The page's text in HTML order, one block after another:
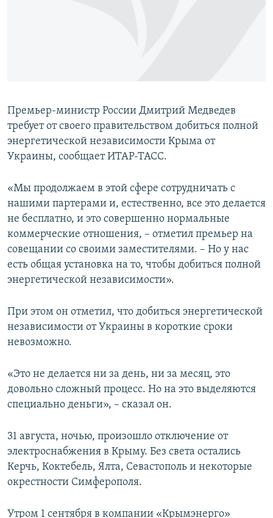
Премьер-министр России Дмитрий Медведев
требует от своего правительством добиться полной
энергетической независимости Крыма от
Украины, сообщает ИТАР-ТАСС.
«Мы продолжаем в этой сфере сотрудничать с
нашими партерами и, естественно, все это делается
не бесплатно, и это совершенно нормальные
коммерческие отношения, – отметил премьер на
совещании со своими заместителями. – Но у нас
есть общая установка на то, чтобы добиться полной
энергетической независимости».
При этом он отметил, что добиться энергетической
независимости от Украины в короткие сроки
невозможно.
«Это не делается ни за день, ни за месяц, это
довольно сложный процесс. Но на это выделяются
специально деньги», – сказал он.
31 августа, ночью, произошло отключение от
электроснабжения в Крыму. Без света остались
Керчь, Коктебель, Ялта, Севастополь и некоторые
окрестности Симферополя.
Утром 1 сентября в компании «Крымэнерго»